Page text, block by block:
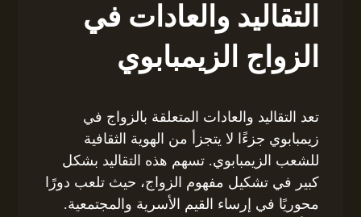
التقاليد والعادات في
الزواج الزيمبابوي
تعد التقاليد والعادات المتعلقة بالزواج في
زيمبابوي جزءًا لا يتجزأ من الهوية الثقافية
للشعب الزيمبابوي. تسهم هذه التقاليد بشكل
كبير في تشكيل مفهوم الزواج، حيث تلعب دورًا
محوريًا في إرساء القيم الأسرية والمجتمعية.